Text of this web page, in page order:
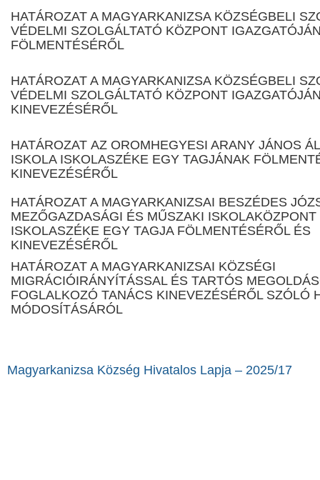
HATÁROZAT A MAGYARKANIZSA KÖZSÉGBELI
VÉDELMI SZOLGÁLTATÓ KÖZPONT
FÖLMENTÉSÉRŐL
HATÁROZAT A MAGYARKANIZSA KÖZSÉGBELI
VÉDELMI SZOLGÁLTATÓ KÖZPONT
KINEVEZÉSÉRŐL
HATÁROZAT АZ OROMHEGYESI ARANY JÁNOS
ISKOLA ISKOLASZÉKE EGY TAGJÁNAK
KINEVEZÉSÉRŐL
HATÁROZAT A MAGYARKANIZSAI BESZÉDES
MEZŐGAZDASÁGI ÉS MŰSZAKI ISKOLAKÖZPONT
ISKOLASZÉKE EGY TAGJA FÖLMENTÉSÉRŐL ÉS
KINEVEZÉSÉRŐL
HATÁROZAT A MAGYARKANIZSAI KÖZSÉGI
MIGRÁCIÓIRÁNYÍTÁSSAL ÉS TARTÓS
FOGLALKOZÓ TANÁCS KINEVEZÉSÉRŐL SZÓLÓ
MÓDOSÍTÁSÁRÓL
Magyarkanizsa Község Hivatalos Lapja – 2025/17